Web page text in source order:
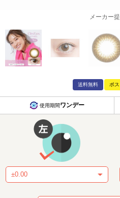
メーカー
送料無料 ポ
使用期間ワンデー